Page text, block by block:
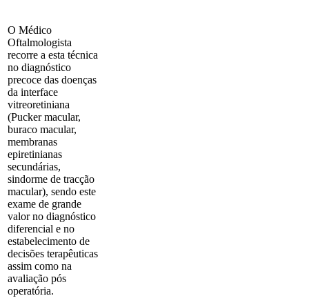
O Médico
Oftalmologista
recorre a esta técnica
no diagnóstico
precoce das doenças
da interface
vitreoretiniana
(Pucker macular,
buraco macular,
membranas
epiretinianas
secundárias,
sindorme de tracção
macular), sendo este
exame de grande
valor no diagnóstico
diferencial e no
estabelecimento de
decisões terapêuticas
assim como na
avaliação pós
operatória.